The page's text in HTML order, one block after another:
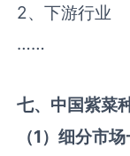
2、下游行业
……
七、中国紫菜
（1）细分市场